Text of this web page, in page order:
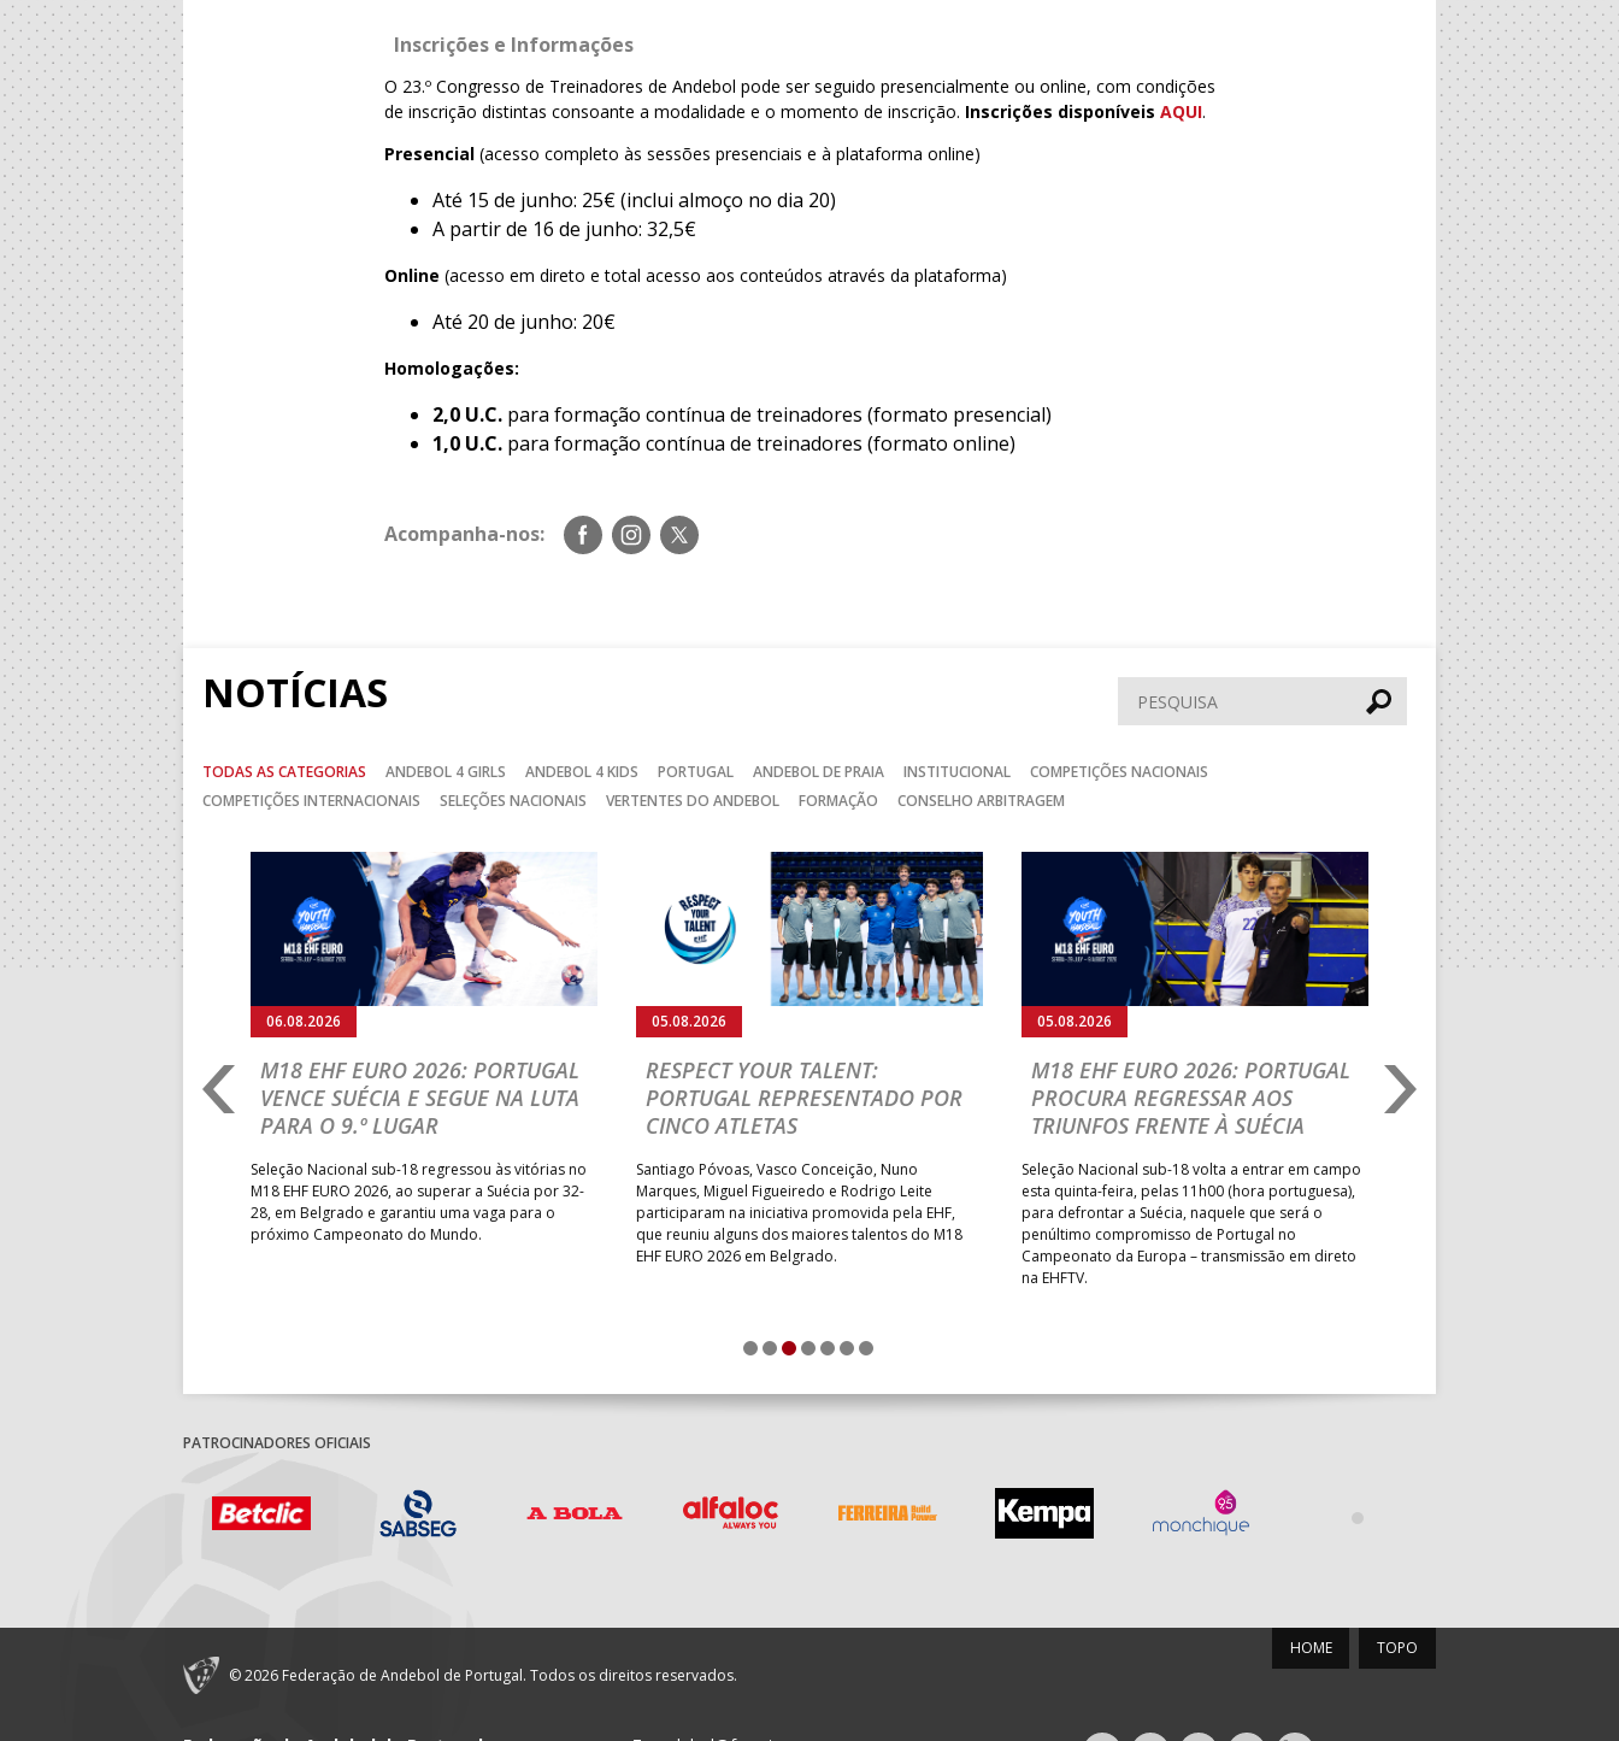
Inscrições e Informações
O 23.º Congresso de Treinadores de Andebol pode ser seguido presencialmente ou online, com condições
de inscrição distintas consoante a modalidade e o momento de inscrição. Inscrições disponíveisAQUI.
Presencial (acesso completo às sessões presenciais e à plataforma online)
Até 15 de junho: 25€ (inclui almoço no dia 20)
A partir de 16 de junho: 32,5€
Online (acesso em direto e total acesso aos conteúdos através da plataforma)
Até 20 de junho: 20€
Homologações:
2,0 U.C. para formação contínua de treinadores (formato presencial)
1,0 U.C. para formação contínua de treinadores (formato online)
Acompanha-nos:
Siga-
nos
Siga-
nos
Siga-
nos
NOTÍCIAS Pesquisar
TODAS AS CATEGORIAS ANDEBOL 4 GIRLS ANDEBOL 4 KIDS PORTUGAL ANDEBOL DE PRAIA INSTITUCIONAL
COMPETIÇÕES NACIONAIS
COMPETIÇÕES INTERNACIONAIS
SELEÇÕES NACIONAIS VERTENTES DO ANDEBOL FORMAÇÃO CONSELHO ARBITRAGEM
06.08.2026
M18 EHF EURO 2026: PORTUGAL
VENCE SUÉCIA E SEGUE NA LUTA
PARA O 9.º LUGAR
Seleção Nacional sub-18 regressou às vitórias no
M18 EHF EURO 2026, ao superar a Suécia por 32-
28, em Belgrado e garantiu uma vaga para o
próximo Campeonato do Mundo.
05.08.2026
RESPECT YOUR TALENT:
PORTUGAL REPRESENTADO POR
CINCO ATLETAS
Santiago Póvoas, Vasco Conceição, Nuno
Marques, Miguel Figueiredo e Rodrigo Leite
participaram na iniciativa promovida pela EHF,
que reuniu alguns dos maiores talentos do M18
EHF EURO 2026 em Belgrado.
05.08.2026
M18 EHF EURO 2026: PORTUGAL
PROCURA REGRESSAR AOS
TRIUNFOS FRENTE À SUÉCIA
Seleção Nacional sub-18 volta a entrar em campo
esta quinta-feira, pelas 11h00 (hora portuguesa),
para defrontar a Suécia, naquele que será o
penúltimo compromisso de Portugal no
Campeonato da Europa – transmissão em direto
na EHFTV.
Seguinte
1 2 3 4 5 6 7
PATROCINADORES OFICIAIS
TOPO
HOME
© 2026 Federação de Andebol de Portugal. Todos os direitos reservados.